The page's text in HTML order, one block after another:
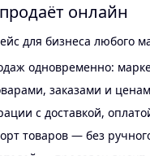
онлайн
для бизнеса любого
одновременно:
заказами и
с доставкой,
товаров — без